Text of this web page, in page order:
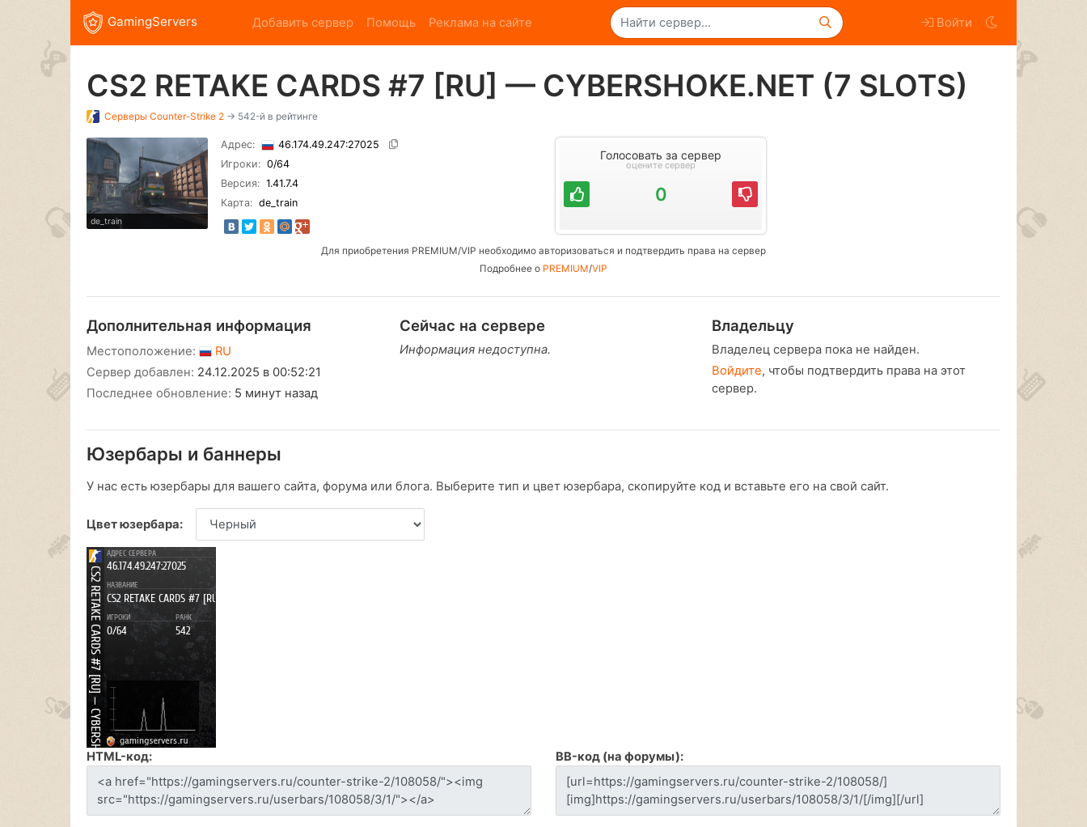
GamingServers Добавить сервер Помощь Реклама на сайте Войти
CS2 RETAKE CARDS #7 [RU] — CYBERSHOKE.NET (7 SLOTS)
Серверы Counter-Strike 2 → 542-й в рейтинге
de_train
Адрес:
46.174.49.247:27025
Игроки: 0/64
Версия: 1.41.7.4
Карта: de_train
Голосовать за сервер
оцените сервер
0
Для приобретения PREMIUM/VIP необходимо авторизоваться и подтвердить права на сервер
Подробнее о PREMIUM/VIP
Дополнительная информация
Местоположение:
RU
Сервер добавлен: 24.12.2025 в 00:52:21
Последнее обновление: 5 минут назад
Сейчас на сервере
Информация недоступна.
Владельцу
Владелец сервера пока не найден.
Войдите, чтобы подтвердить права на этот
сервер.
Юзербары и баннеры
У нас есть юзербары для вашего сайта, форума или блога. Выберите тип и цвет юзербара, скопируйте код и вставьте его на свой сайт.
Цвет юзербара:
HTML-код: BB-код (на форумы):